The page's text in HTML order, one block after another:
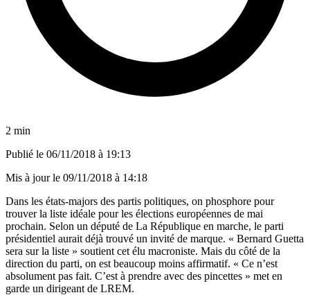
2 min
Publié le 06/11/2018 à 19:13
Mis à jour le 09/11/2018 à 14:18
Dans les états-majors des partis politiques, on phosphore pour
trouver la liste idéale pour les élections européennes de mai
prochain. Selon un député de La République en marche, le parti
présidentiel aurait déjà trouvé un invité de marque. « Bernard Guetta
sera sur la liste » soutient cet élu macroniste. Mais du côté de la
direction du parti, on est beaucoup moins affirmatif. « Ce n’est
absolument pas fait. C’est à prendre avec des pincettes » met en
garde un dirigeant de LREM.